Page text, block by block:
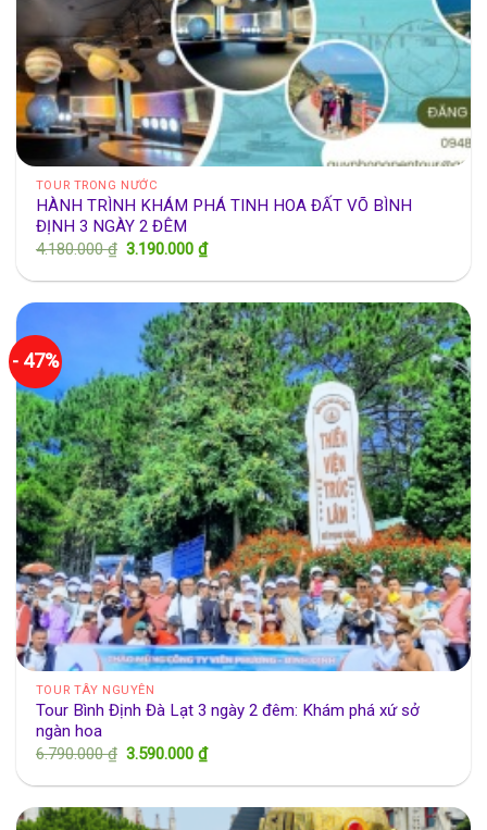
TOUR TRONG NƯỚC
HÀNH TRÌNH KHÁM PHÁ TINH HOA ĐẤT VÕ BÌNH
ĐỊNH 3 NGÀY 2 ĐÊM
4.180.000₫ Giá
là:
3.190.000₫Giá
hiện
tại
3.190.000 ₫.
- 47%
TOUR TÂY NGUYÊN
Tour Bình Định Đà Lạt 3 ngày 2 đêm: Khám phá xứ sở
ngàn hoa
6.790.000₫ Giá
là:
3.590.000₫Giá
hiện
tại
3.590.000 ₫.